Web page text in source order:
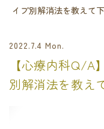
イプ別解消法を教えて
2022.7.4 Mon.
【心療内科Q/A
別解消法を教え